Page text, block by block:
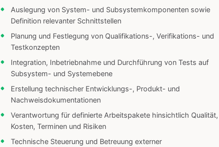
Auslegung von System- und Subsystemkomponenten sowie
Definition relevanter Schnittstellen
Planung und Festlegung von Qualifikations-, Verifikations- und
Testkonzepten
Integration, Inbetriebnahme und Durchführung von Tests auf
Subsystem- und Systemebene
Erstellung technischer Entwicklungs-, Produkt- und
Nachweisdokumentationen
Verantwortung für definierte Arbeitspakete hinsichtlich Qualität,
Kosten, Terminen und Risiken
Technische Steuerung und Betreuung externer